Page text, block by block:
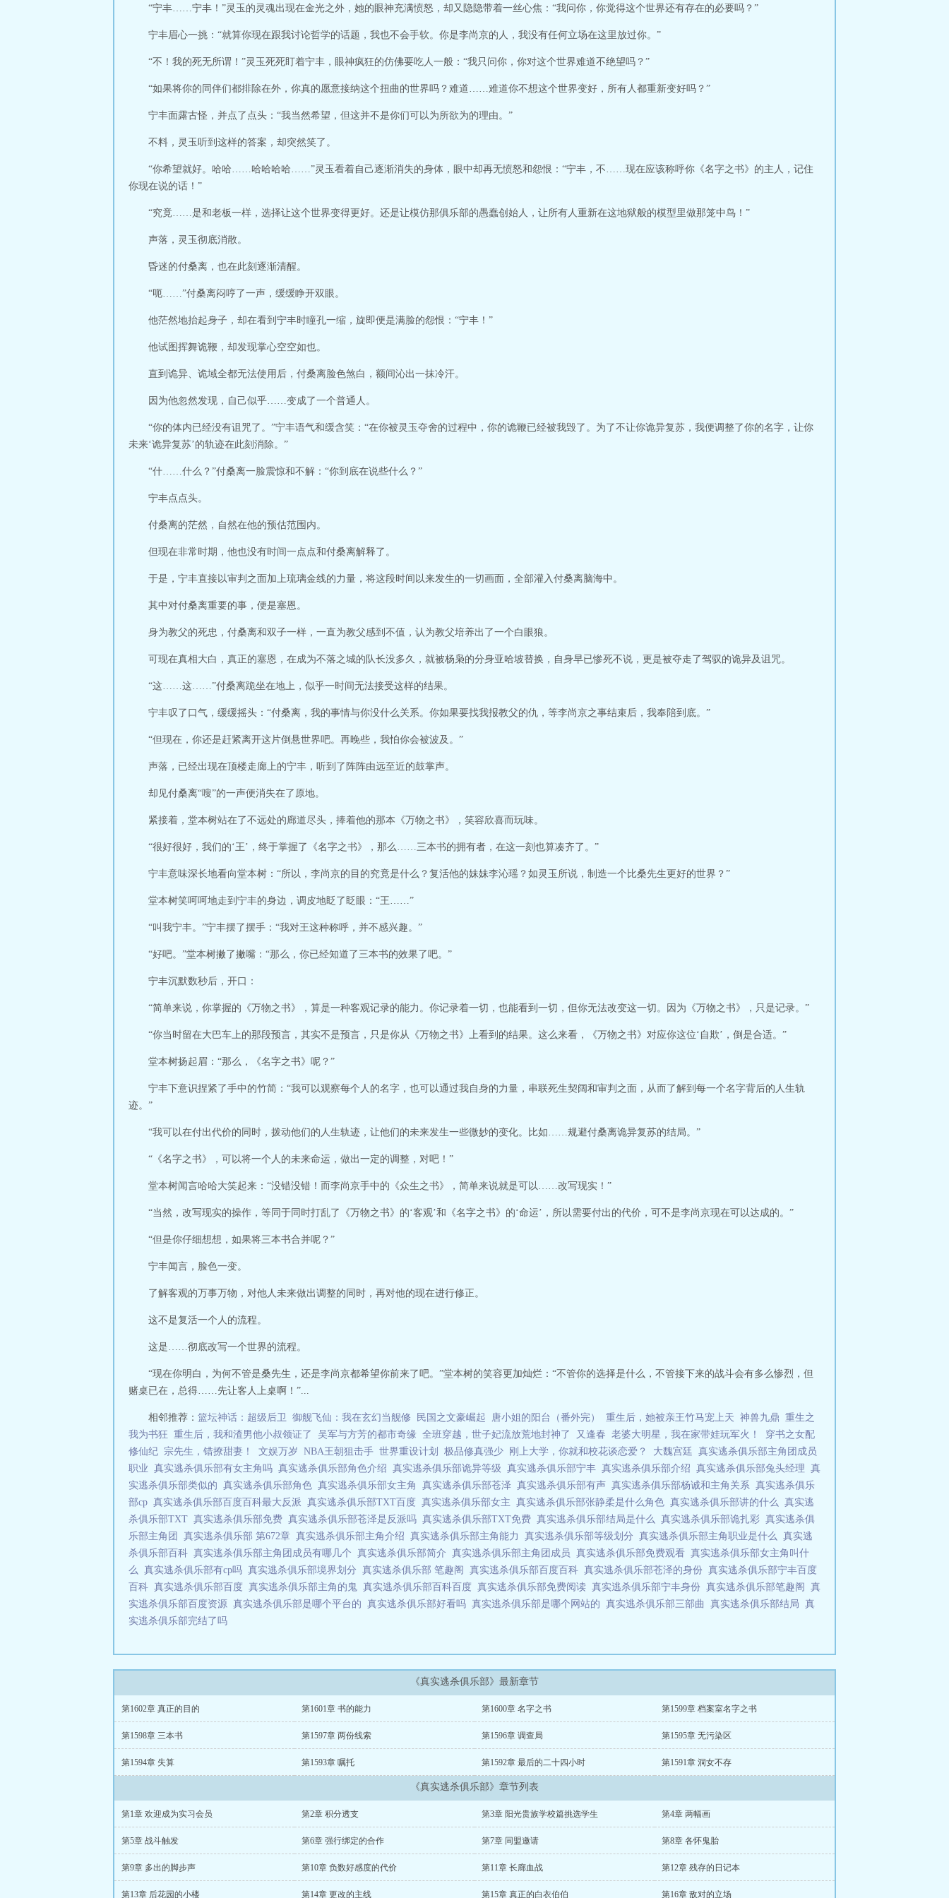
“宁丰……宁丰！”灵玉的灵魂出现在金光之外，她的眼神充满愤怒，却又隐隐带着一丝心焦：“我问你，你觉得这个世界还有存在的必要吗？”
宁丰眉心一挑：“就算你现在跟我讨论哲学的话题，我也不会手软。你是李尚京的人，我没有任何立场在这里放过你。”
“不！我的死无所谓！”灵玉死死盯着宁丰，眼神疯狂的仿佛要吃人一般：“我只问你，你对这个世界难道不绝望吗？”
“如果将你的同伴们都排除在外，你真的愿意接纳这个扭曲的世界吗？难道……难道你不想这个世界变好，所有人都重新变好吗？”
宁丰面露古怪，并点了点头：“我当然希望，但这并不是你们可以为所欲为的理由。”
不料，灵玉听到这样的答案，却突然笑了。
“你希望就好。哈哈……哈哈哈哈……”灵玉看着自己逐渐消失的身体，眼中却再无愤怒和怨恨：“宁丰，不……现在应该称呼你《名字之书》的主人，记住
你现在说的话！”
“究竟……是和老板一样，选择让这个世界变得更好。还是让模仿那俱乐部的愚蠢创始人，让所有人重新在这地狱般的模型里做那笼中鸟！”
声落，灵玉彻底消散。
昏迷的付桑离，也在此刻逐渐清醒。
“呃……”付桑离闷哼了一声，缓缓睁开双眼。
他茫然地抬起身子，却在看到宁丰时瞳孔一缩，旋即便是满脸的怨恨：“宁丰！”
他试图挥舞诡鞭，却发现掌心空空如也。
直到诡异、诡域全都无法使用后，付桑离脸色煞白，额间沁出一抹冷汗。
因为他忽然发现，自己似乎……变成了一个普通人。
“你的体内已经没有诅咒了。”宁丰语气和缓含笑：“在你被灵玉夺舍的过程中，你的诡鞭已经被我毁了。为了不让你诡异复苏，我便调整了你的名字，让你
未来‘诡异复苏’的轨迹在此刻消除。”
“什……什么？”付桑离一脸震惊和不解：“你到底在说些什么？”
宁丰点点头。
付桑离的茫然，自然在他的预估范围内。
但现在非常时期，他也没有时间一点点和付桑离解释了。
于是，宁丰直接以审判之面加上琉璃金线的力量，将这段时间以来发生的一切画面，全部灌入付桑离脑海中。
其中对付桑离重要的事，便是塞恩。
身为教父的死忠，付桑离和双子一样，一直为教父感到不值，认为教父培养出了一个白眼狼。
可现在真相大白，真正的塞恩，在成为不落之城的队长没多久，就被杨枭的分身亚哈坡替换，自身早已惨死不说，更是被夺走了驾驭的诡异及诅咒。
“这……这……”付桑离跪坐在地上，似乎一时间无法接受这样的结果。
宁丰叹了口气，缓缓摇头：“付桑离，我的事情与你没什么关系。你如果要找我报教父的仇，等李尚京之事结束后，我奉陪到底。”
“但现在，你还是赶紧离开这片倒悬世界吧。再晚些，我怕你会被波及。”
声落，已经出现在顶楼走廊上的宁丰，听到了阵阵由远至近的鼓掌声。
却见付桑离“嗖”的一声便消失在了原地。
紧接着，堂本树站在了不远处的廊道尽头，捧着他的那本《万物之书》，笑容欣喜而玩味。
“很好很好，我们的‘王’，终于掌握了《名字之书》，那么……三本书的拥有者，在这一刻也算凑齐了。”
宁丰意味深长地看向堂本树：“所以，李尚京的目的究竟是什么？复活他的妹妹李沁瑶？如灵玉所说，制造一个比桑先生更好的世界？”
堂本树笑呵呵地走到宁丰的身边，调皮地眨了眨眼：“王……”
“叫我宁丰。”宁丰摆了摆手：“我对王这种称呼，并不感兴趣。”
“好吧。”堂本树撇了撇嘴：“那么，你已经知道了三本书的效果了吧。”
宁丰沉默数秒后，开口：
“简单来说，你掌握的《万物之书》，算是一种客观记录的能力。你记录着一切，也能看到一切，但你无法改变这一切。因为《万物之书》，只是记录。”
“你当时留在大巴车上的那段预言，其实不是预言，只是你从《万物之书》上看到的结果。这么来看，《万物之书》对应你这位‘自欺’，倒是合适。”
堂本树扬起眉：“那么，《名字之书》呢？”
宁丰下意识捏紧了手中的竹简：“我可以观察每个人的名字，也可以通过我自身的力量，串联死生契阔和审判之面，从而了解到每一个名字背后的人生轨
迹。”
“我可以在付出代价的同时，拨动他们的人生轨迹，让他们的未来发生一些微妙的变化。比如……规避付桑离诡异复苏的结局。”
“《名字之书》，可以将一个人的未来命运，做出一定的调整，对吧！”
堂本树闻言哈哈大笑起来：“没错没错！而李尚京手中的《众生之书》，简单来说就是可以……改写现实！”
“当然，改写现实的操作，等同于同时打乱了《万物之书》的‘客观’和《名字之书》的‘命运’，所以需要付出的代价，可不是李尚京现在可以达成的。”
“但是你仔细想想，如果将三本书合并呢？”
宁丰闻言，脸色一变。
了解客观的万事万物，对他人未来做出调整的同时，再对他的现在进行修正。
这不是复活一个人的流程。
这是……彻底改写一个世界的流程。
“现在你明白，为何不管是桑先生，还是李尚京都希望你前来了吧。”堂本树的笑容更加灿烂：“不管你的选择是什么，不管接下来的战斗会有多么惨烈，但
赌桌已在，总得……先让客人上桌啊！”...
相邻推荐： 篮坛神话：超级后卫 御舰飞仙：我在玄幻当舰修 民国之文豪崛起 唐小姐的阳台（番外完） 重生后，她被亲王竹马宠上天 神兽九鼎 重生之
我为书狂 重生后，我和渣男他小叔领证了 吴军与方芳的都市奇缘 全班穿越，世子妃流放荒地封神了 又逢春 老婆大明星，我在家带娃玩军火！
穿书之女配
修仙纪 宗先生，错撩甜妻！ 文娱万岁 NBA王朝狙击手 世界重设计划 极品修真强少 刚上大学，你就和校花谈恋爱？ 大魏宫廷 真实逃杀俱乐部主角团成员
职业 真实逃杀俱乐部有女主角吗 真实逃杀俱乐部角色介绍 真实逃杀俱乐部诡异等级 真实逃杀俱乐部宁丰 真实逃杀俱乐部介绍 真实逃杀俱乐部兔头经理 真
实逃杀俱乐部类似的 真实逃杀俱乐部角色 真实逃杀俱乐部女主角 真实逃杀俱乐部苍泽 真实逃杀俱乐部有声 真实逃杀俱乐部杨诚和主角关系 真实逃杀俱乐
部cp 真实逃杀俱乐部百度百科最大反派 真实逃杀俱乐部TXT百度 真实逃杀俱乐部女主 真实逃杀俱乐部张静柔是什么角色 真实逃杀俱乐部讲的什么 真实逃
杀俱乐部TXT 真实逃杀俱乐部免费 真实逃杀俱乐部苍泽是反派吗 真实逃杀俱乐部TXT免费 真实逃杀俱乐部结局是什么 真实逃杀俱乐部诡扎彩 真实逃杀俱
乐部主角团 真实逃杀俱乐部 第672章 真实逃杀俱乐部主角介绍 真实逃杀俱乐部主角能力 真实逃杀俱乐部等级划分 真实逃杀俱乐部主角职业是什么 真实逃
杀俱乐部百科 真实逃杀俱乐部主角团成员有哪几个 真实逃杀俱乐部简介 真实逃杀俱乐部主角团成员 真实逃杀俱乐部免费观看 真实逃杀俱乐部女主角叫什
么 真实逃杀俱乐部有cp吗 真实逃杀俱乐部境界划分 真实逃杀俱乐部 笔趣阁 真实逃杀俱乐部百度百科 真实逃杀俱乐部苍泽的身份 真实逃杀俱乐部宁丰百度
百科 真实逃杀俱乐部百度 真实逃杀俱乐部主角的鬼 真实逃杀俱乐部百科百度 真实逃杀俱乐部免费阅读 真实逃杀俱乐部宁丰身份 真实逃杀俱乐部笔趣阁 真
实逃杀俱乐部百度资源 真实逃杀俱乐部是哪个平台的 真实逃杀俱乐部好看吗 真实逃杀俱乐部是哪个网站的 真实逃杀俱乐部三部曲 真实逃杀俱乐部结局 真
实逃杀俱乐部完结了吗
《真实逃杀俱乐部》最新章节
第1602章 真正的目的 第1601章 书的能力 第1600章 名字之书 第1599章 档案室名字之书
第1598章 三本书 第1597章 两份线索 第1596章 调查局 第1595章 无污染区
第1594章 失算 第1593章 嘱托 第1592章 最后的二十四小时 第1591章 洞女不存
《真实逃杀俱乐部》章节列表
第1章 欢迎成为实习会员 第2章 积分透支 第3章 阳光贵族学校篇挑选学生 第4章 两幅画
第5章 战斗触发 第6章 强行绑定的合作 第7章 同盟邀请 第8章 各怀鬼胎
第9章 多出的脚步声 第10章 负数好感度的代价 第11章 长廊血战 第12章 残存的日记本
第13章 后花园的小楼 第14章 更改的主线 第15章 真正的白衣伯伯 第16章 敌对的立场